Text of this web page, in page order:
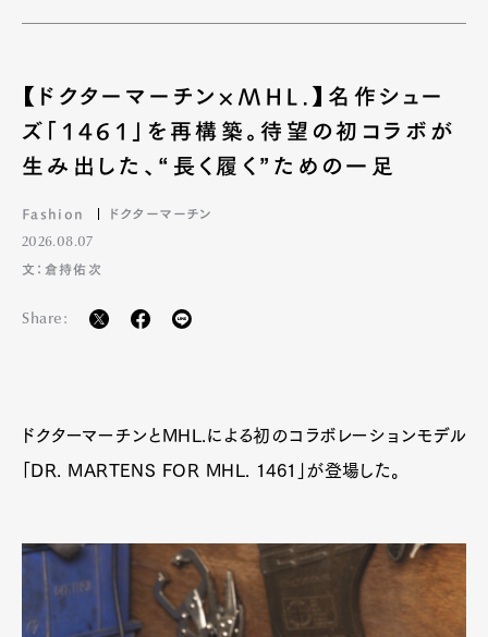
Art&Design Watch
Fashion
GourmetCars
【ドクターマーチン×MHL.】名作シュー
ズ「1461」を再構築。待望の初コラボが
生み出した、“長く履く”ための一足
Fashion ドクターマーチン
2026.08.07
文：倉持佑次
Share:
ドクターマーチンとMHL.による初のコラボレーションモデル
「DR. MARTENS FOR MHL. 1461」が登場した。